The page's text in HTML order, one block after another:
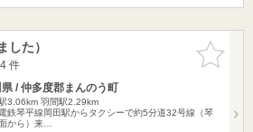
お気に入
りに追加
した）
件
/ 仲多度郡まんのう町
3.06km 羽間駅2.29km
鉄琴平線岡田駅からタクシーで約5分道32号線（琴
から）来…